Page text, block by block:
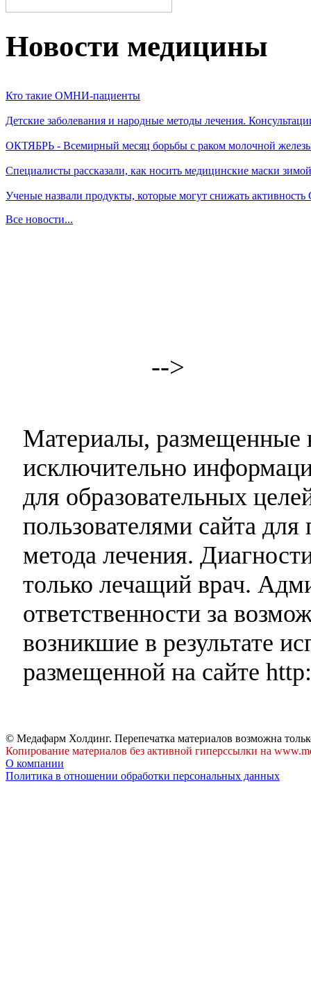
Новости медицины
Кто такие ОМНИ-пациенты
Детские заболевания и народные методы лечения.
ОКТЯБРЬ - Всемирный месяц борьбы с раком молочной
Специалисты рассказали, как носить медицинские маски зимой
Ученые назвали продукты, которые могут снижать
Все новости...
-->
Материалы, размещенные
исключительно
для образовательных
пользователями сайта
метода лечения.
только лечащий врач.
ответственности за
возникшие в результате
размещенной на сайте
© Медафарм Холдинг. Перепечатка материалов возможна
Копирование материалов без активной гиперссылки на
О компании
Политика в отношении обработки персональных данных